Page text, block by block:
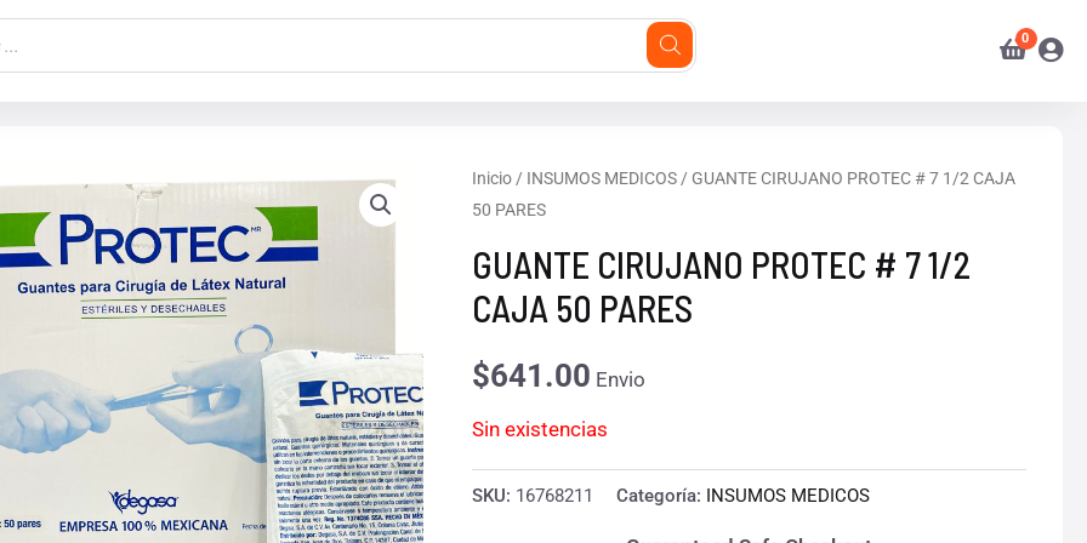
Inicio/ INSUMOS MEDICOS/ GUANTE CIRUJANO PROTEC # 7 1/2 CAJA
50 PARES
GUANTE CIRUJANO PROTEC # 7 1/2
CAJA 50 PARES
$641.00 Envio
Sin existencias
SKU: 16768211 Categoría: INSUMOS MEDICOS